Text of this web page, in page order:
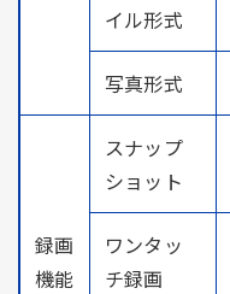
イル形式
写真形式
録画
機能
スナップ
ショット
ワンタッ
チ録画